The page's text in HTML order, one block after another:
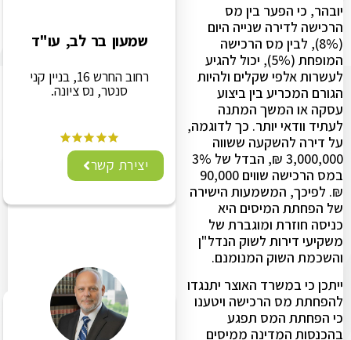
יובהר, כי הפער בין מס
הרכישה לדירה שנייה היום
(8%), לבין מס הרכישה
המופחת (5%), יכול להגיע
לעשרות אלפי שקלים ולהיות
הגורם המכריע בין ביצוע
עסקה או המשך המתנה
לעתיד וודאי יותר. כך לדוגמה,
על דירה להשקעה ששווה
3,000,000 ₪, הבדל של 3%
במס הרכישה שווים 90,000
₪. לפיכך, המשמעות הישירה
של הפחתת המיסים היא
כניסה חוזרת ומוגברת של
משקיעי דירות לשוק הנדל"ן
והשכמת השוק המנומנם.
ייתכן כי במשרד האוצר יתנגדו
להפחתת מס הרכישה ויטענו
כי הפחתת המס תפגע
בהכנסות המדינה ממיסים
שמעון בר לב, עו"ד
רחוב החרש 16, בניין קני
סנטר, נס ציונה.
יצירת קשר